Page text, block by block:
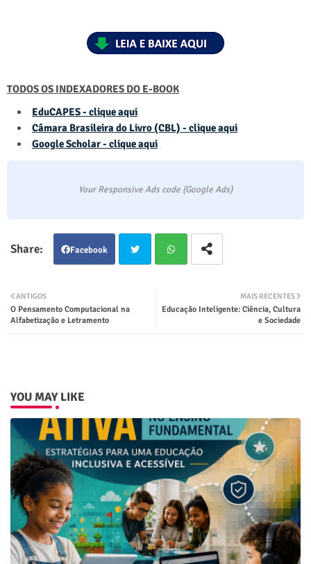
TODOS OS INDEXADORES DO E-BOOK
EduCAPES - clique aqui
Câmara Brasileira do Livro (CBL) - clique aqui
Google Scholar - clique aqui
Your Responsive Ads code (Google Ads)
Facebook
ter tsap
MAIS RECENTES
Educação Inteligente: Ciência, Cultura
e Sociedade
ANTIGOS
O Pensamento Computacional na
Alfabetização e Letramento
YOU MAY LIKE